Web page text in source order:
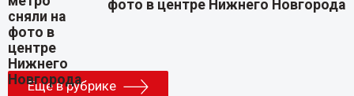
фото в центре Нижнего Новгорода
Еще в рубрике